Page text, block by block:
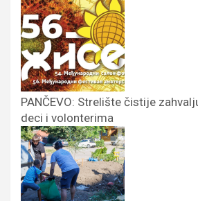
PANČEVO: Strelište čistije
deci i volonterima